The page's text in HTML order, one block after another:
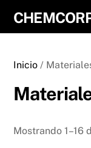
Inicio /
Mostrando 1–16